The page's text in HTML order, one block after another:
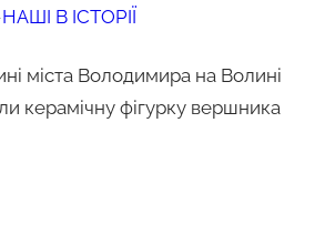
НАШІ В ІСТОРІЇ
міста Володимира на Волині
керамічну фігурку вершника